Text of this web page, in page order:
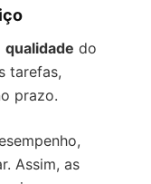
qualidade do
tarefas,
prazo.
Assim, as